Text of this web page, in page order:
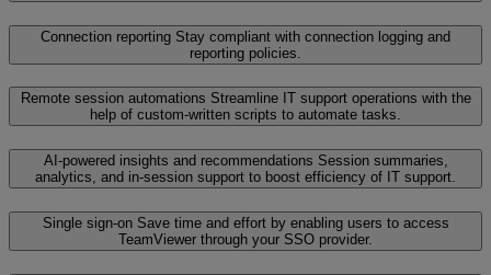
Connection reporting Stay compliant with connection logging and
reporting policies.
Remote session automations Streamline IT support operations with the
help of custom-written scripts to automate tasks.
AI-powered insights and recommendations Session summaries,
analytics, and in-session support to boost efficiency of IT support.
Single sign-on Save time and effort by enabling users to access
TeamViewer through your SSO provider.